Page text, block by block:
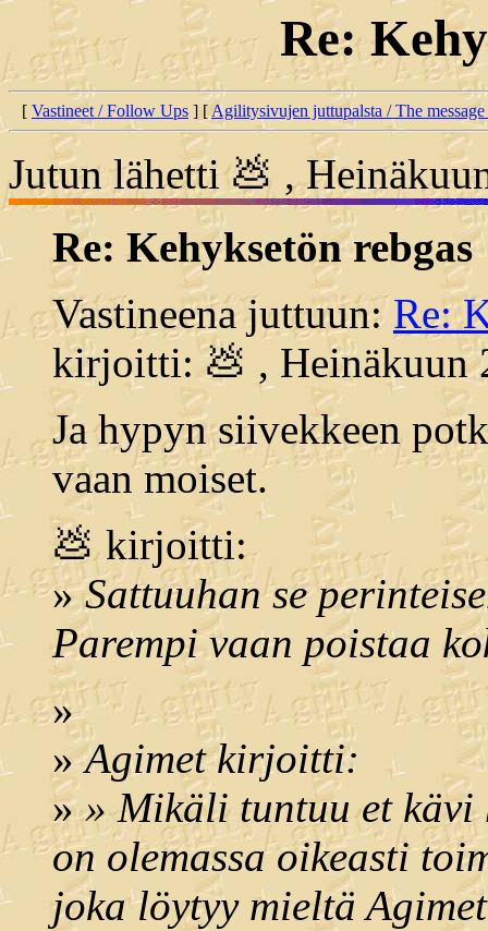
Re:
[ Vastineet / Follow Ups ] [Agilitysivujen juttupalsta / The
Jutun lähetti 💩 ,
Re: Kehyksetön rebgas
Vastineena juttuun:Re:
kirjoitti: 💩 , Heinäkuun
Ja hypyn siivekkeen
vaan moiset.
💩 kirjoitti:
»Sattuuhan se
Parempi vaan poistaa
»
»Agimet kirjoitti:
»» Mikäli tuntuu et kävi
on olemassa oikeasti
joka löytyy mieltä